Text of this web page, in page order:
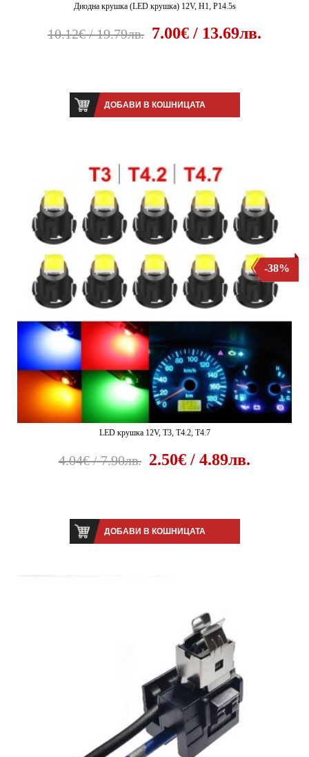
Диодна крушка (LED крушка) 12V, H1, P14.5s
10.12€ / 19.79лв. 7.00€ / 13.69лв.
ДОБАВИ В КОШНИЦАТА
LED крушка 12V, T3, T4.2, T4.7
4.04€ / 7.90лв. 2.50€ / 4.89лв.
-38%
ДОБАВИ В КОШНИЦАТА